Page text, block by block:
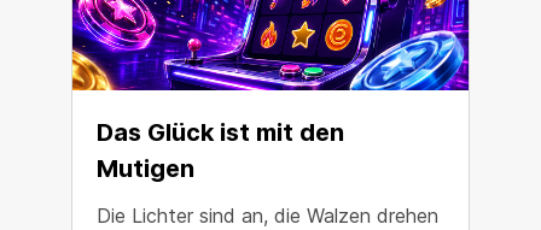
Das Glück ist mit den
Mutigen
Die Lichter sind an, die Walzen drehen